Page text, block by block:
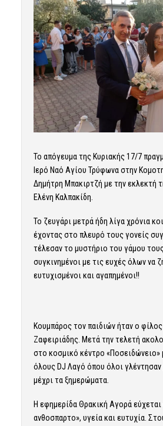
Το απόγευμα της Κυριακής 17/7
Ιερό Ναό Αγίου Τρύφωνα στην
Δημήτρη Μπακιρτζή με την εκλεκτή
Ελένη Καλπακίδη.
Το ζευγάρι μετρά ήδη λίγα χρόνια
έχοντας στο πλευρό τους γονείς
τέλεσαν το μυστήριο του γάμου
συγκινημένοι με τις ευχές όλων να
ευτυχισμένοι και αγαπημένοι!!
Κουμπάρος τον παιδιών ήταν ο
Ζαφειριάδης. Μετά την τελετή
στο κοσμικό κέντρο
όλους DJ Λαγό όπου όλοι
μέχρι τα ξημερώματα.
Η εφημερίδα Θρακική Αγορά εύχεται
ανθοσπαρτο», υγεία και ευτυχία.